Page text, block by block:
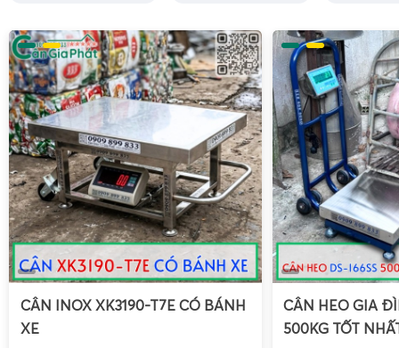
Cân sànđiện tử 1 tấnlà lựa chọn phổ biến trong kho
trạm đóng gói, khu vực xuất nhập hàng. Mặt sàn thường
hoặc thép sơn tĩnh điện, kích thước tiêu chuẩn 1m x 1m,
kế theo yêu cầu. Bốn loadcell đặt ở bốn góc sàn, liên
đảm bảo phân bố tải đều và cho kết quả cân ổn định
không đặt đúng tâm.
Cân sàn 1 tấn có thể lắp đặt dạng nổi trên nền hoặc âm
kho nhỏ, dễ di dời, còn dạng âm nền giúp xe nâng, xe đẩy
tiết kiệm diện tích. Bộ chỉ thị cân có thể gắn trên cột, treo
hỗ trợ các chức năng: cộng dồn, trừ bì, giữ giá trị cân, cài
CÂN INOX XK3190-T7E CÓ BÁNH
XE
CÂN HEO GIA
500KG TỐT